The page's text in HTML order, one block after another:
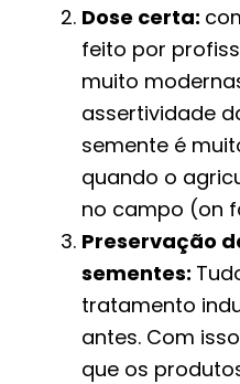
Dose certa:
feito por
muito
assertividade
semente é
quando o
no campo (on
Preservação
sementes:
tratamento
antes. Com
que os